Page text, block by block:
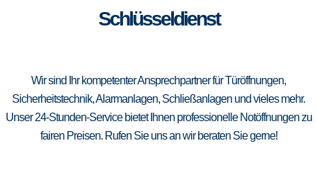
Schlüsseldienst
Wir sind Ihr kompetenter Ansprechpartner für Türöffnungen,
Sicherheitstechnik, Alarmanlagen, Schließanlagen und vieles mehr.
Unser 24-Stunden-Service bietet Ihnen professionelle Notöffnungen zu
fairen Preisen. Rufen Sie uns an wir beraten Sie gerne!